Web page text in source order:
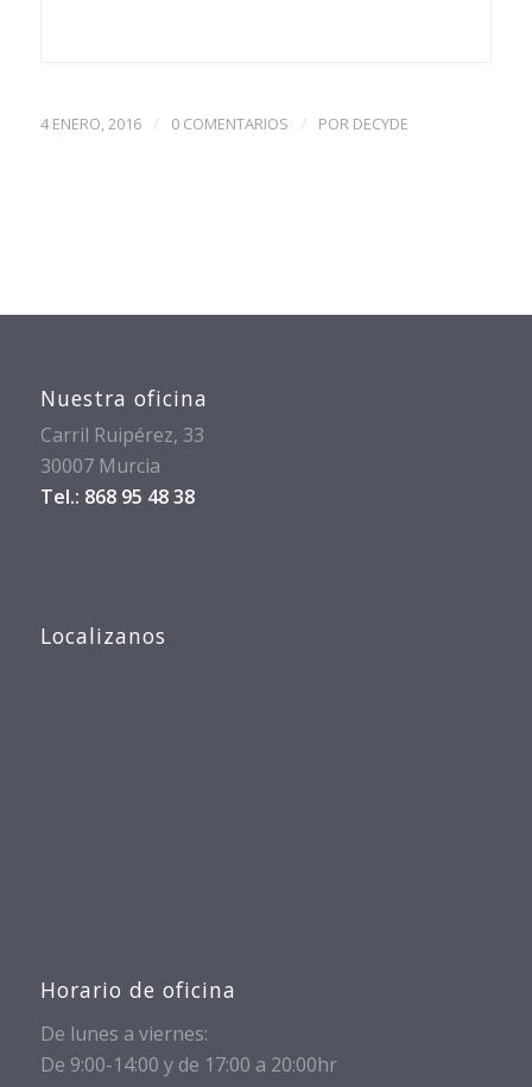
4 ENERO, 2016 / 0 COMENTARIOS / POR DECYDE
Nuestra oficina
Carril Ruipérez, 33
30007 Murcia
Tel.: 868 95 48 38
Localizanos
Horario de oficina
De lunes a viernes:
De 9:00-14:00 y de 17:00 a 20:00hr